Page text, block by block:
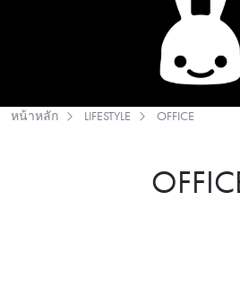
หน้าหลัก LIFESTYLE OFFICE